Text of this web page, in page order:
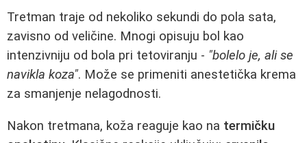
Tretman traje od nekoliko sekundi do pola sata,
zavisno od veličine. Mnogi opisuju bol kao
intenzivniju od bola pri tetoviranju - "bolelo je, ali se
navikla koza". Može se primeniti anestetička krema
za smanjenje nelagodnosti.
Nakon tretmana, koža reaguje kao na termičku